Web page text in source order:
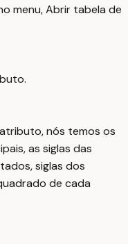
menu, Abrir tabela de
nós temos os
as siglas das
siglas dos
de cada